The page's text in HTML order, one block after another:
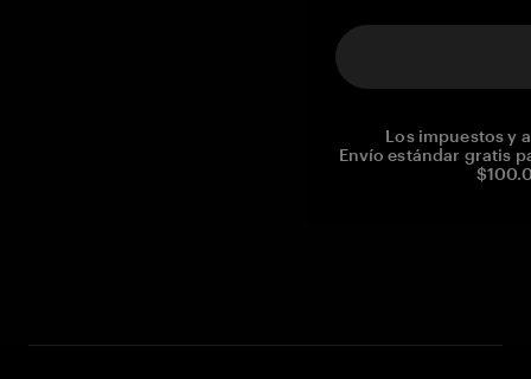
Los impuestos y
Envío estándar gratis